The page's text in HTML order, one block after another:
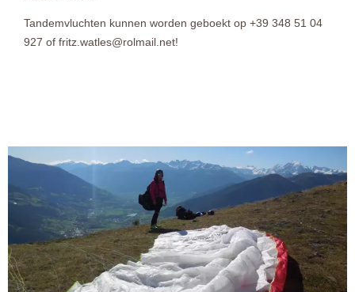
Tandemvluchten kunnen worden geboekt op +39 348 51 04
927 of fritz.watles@rolmail.net!